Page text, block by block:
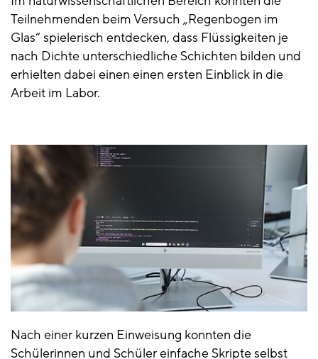
Teilnehmenden beim Versuch „Regenbogen im
Glas“ spielerisch entdecken, dass Flüssigkeiten je
nach Dichte unterschiedliche Schichten bilden und
erhielten dabei einen einen ersten Einblick in die
Arbeit im Labor.
Nach einer kurzen Einweisung konnten die
Schülerinnen und Schüler einfache Skripte selbst